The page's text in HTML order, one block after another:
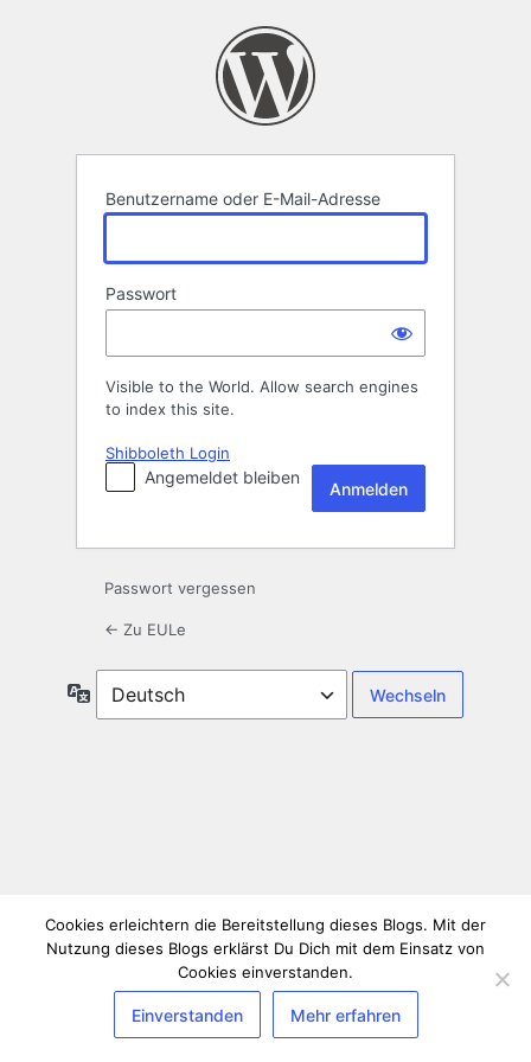
Benutzername oder E-Mail-Adresse
Passwort
Visible to the World. Allow search engines
to index this site.
Shibboleth Login
Angemeldet bleiben
Passwort vergessen
← Zu EULe
Sprache
Cookies erleichtern die Bereitstellung dieses Blogs. Mit der
Nutzung dieses Blogs erklärst Du Dich mit dem Einsatz von
Cookies einverstanden.
Einverstanden Mehr erfahren